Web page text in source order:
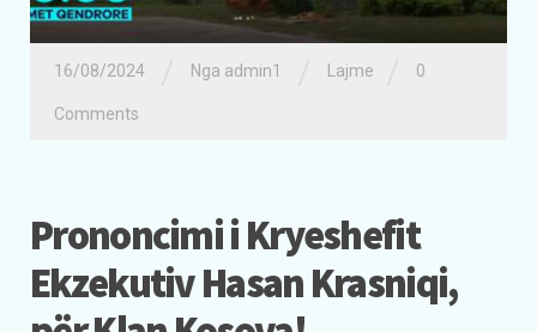
16/08/2024 Nga admin1 Lajme 0
Comments
Prononcimi i Kryeshefit
Ekzekutiv Hasan Krasniqi,